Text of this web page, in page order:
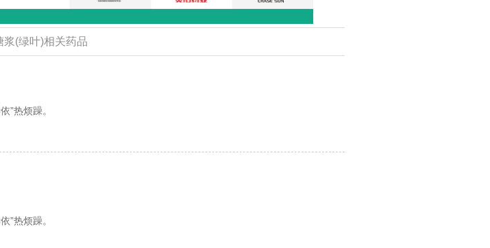
浆(绿叶)相关药品
”热烦躁。
”热烦躁。